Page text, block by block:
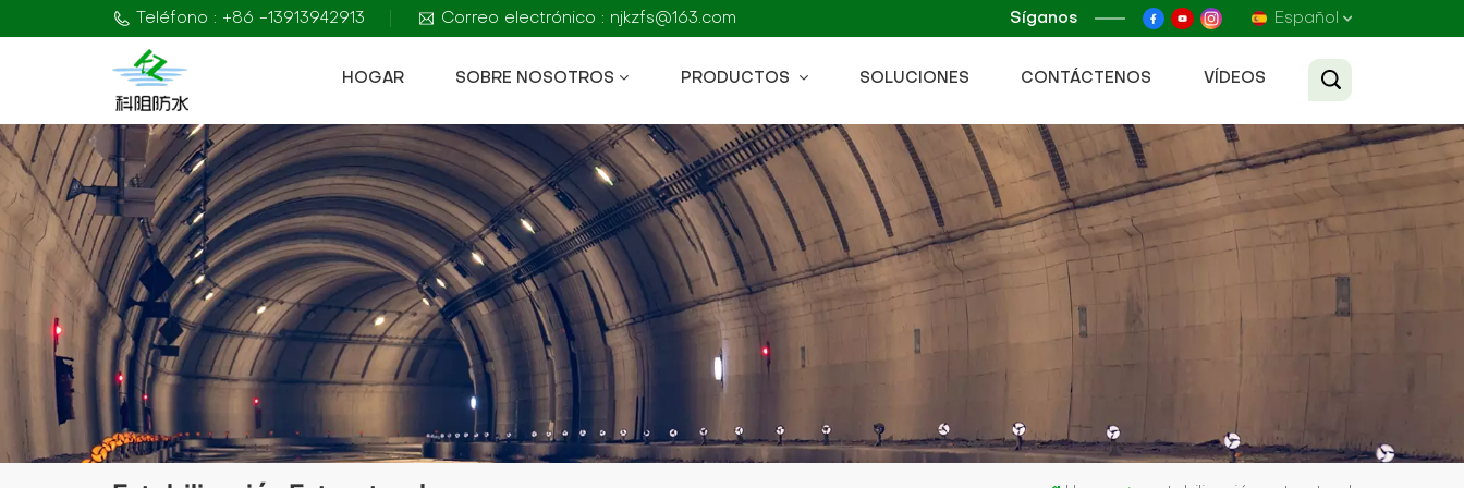
Teléfono : +86 -13913942913 Correo electrónico : njkzfs@163.com Síganos Español
Français
Русский
HOGAR SOBRE NOSOTROS PRODUCTOS SOLUCIONES CONTÁCTENOS VÍDEOS